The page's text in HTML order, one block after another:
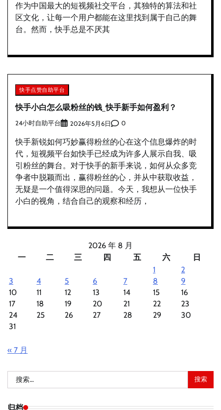
作为中国最大的短视频社交平台，其独特的算法和社
区文化，让每一个用户都能在这里找到属于自己的舞
台。然而，快手总是不厌其
快手点赞自助平台
快手小白怎么吸粉丝的钱_快手新手如何盈利？
24小时自助平台 2026年5月6日 0
快手新锐如何巧妙赢得粉丝的心在这个信息爆炸的时
代，短视频平台如快手已经成为许多人展示自我、吸
引粉丝的舞台。对于快手的新手来说，如何从众多竞
争者中脱颖而出，赢得粉丝的心，并从中获取收益，
无疑是一个值得深思的问题。今天，我想从一位快手
小白的视角，结合自己的观察和经历，
2026 年 8 月
一
二 三 四 五 六
日
1
2
3
4 5 6 7 8
9
10
11 12 13 14 15
16
17
18 19 20 21 22
23
24
25 26 27 28 29
30
31
« 7 月
索：
归档